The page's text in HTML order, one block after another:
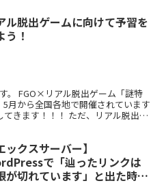
ル脱出ゲームに向けて予習を
う！
。 FGO×リアル脱出ゲーム「謎特
月から全国各地で開催されています
きます！！！ ただ、リアル脱出ゲ
ックスサーバー】
で「辿ったリンクは
が切れています」と出た時の